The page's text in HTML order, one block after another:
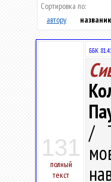
Сортировка по:
автору
131
полный
текст
ББК
/